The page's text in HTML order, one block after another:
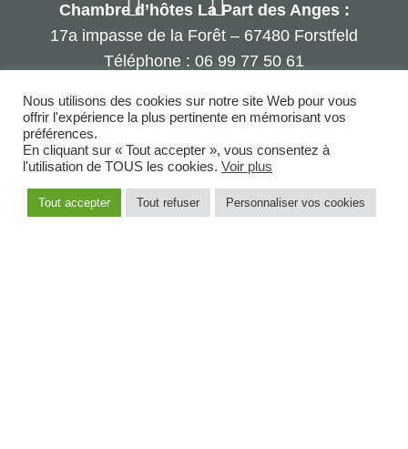
Chambre d’hôtes La Part des Anges :
17a impasse de la Forêt – 67480 Forstfeld
Téléphone : 06 99 77 50 61
Nous utilisons des cookies sur notre site Web pour vous
offrir l'expérience la plus pertinente en mémorisant vos
préférences.
En cliquant sur « Tout accepter », vous consentez à
l'utilisation de TOUS les cookies. Voir plus
Tout accepter Tout refuser Personnaliser vos cookies